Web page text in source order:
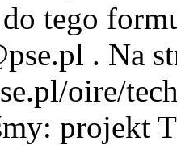
tego
. Na
oire/
projekt